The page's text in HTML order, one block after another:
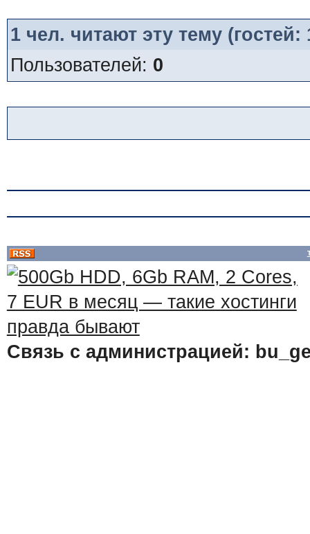
1чел. читают эту тему
Пользователей: 0
Связь с администрацией: